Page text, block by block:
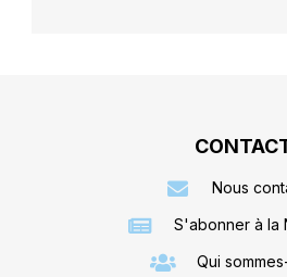
Nous
S'abonner à la
Qui